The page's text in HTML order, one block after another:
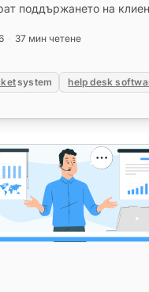
поддържането на
37 мин четене
system help desk
ръководство за